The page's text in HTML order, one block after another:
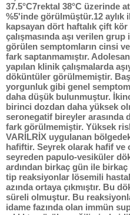
37.5°C7rektal 38°C üzerinde
%5'inde görülmüştür.12 aylık
kapsayan dört haftalık çift
çalışmasında aşı verilen
görülen semptomların cinsi
fark saptanmamıştır.
yapılan klinik çalışmalarda
döküntüler görülmemiştir. Baş
yorgunluk gibi genel
daha düşük bulunmuştur.
birinci dozdan daha yüksek
seronegatif bireyler arasında
fark görülmemiştir. Yüksek
VARİLRİX uygulanan
hafiftir. Seyrek olarak hafif ve
seyreden papulo-vesiküler
ardından birkaç gün ile
tip reaksiyonlar lösemili
azında ortaya çıkmıştır. Bu
süreli olmuştur. Bu
idame fazında olan immün